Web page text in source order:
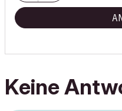
Keine